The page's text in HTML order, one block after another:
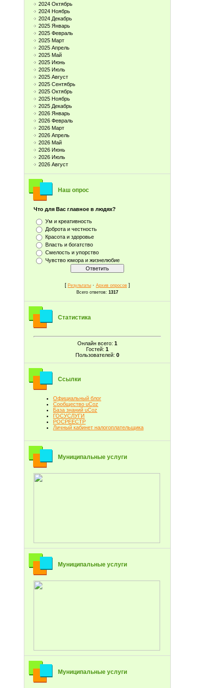
2024 Октябрь
2024 Ноябрь
2024 Декабрь
2025 Январь
2025 Февраль
2025 Март
2025 Апрель
2025 Май
2025 Июнь
2025 Июль
2025 Август
2025 Сентябрь
2025 Октябрь
2025 Ноябрь
2025 Декабрь
2026 Январь
2026 Февраль
2026 Март
2026 Апрель
2026 Май
2026 Июнь
2026 Июль
2026 Август
Наш опрос
Что для Вас главное в людях?
Ум и креативность
Доброта и честность
Красота и здоровье
Власть и богатство
Смелость и упорство
Чувство юмора и жизнелюбие
[ Результаты · Архив опросов ]
Всего ответов: 1317
Статистика
Онлайн всего: 1
Гостей: 1
Пользователей: 0
Ссылки
Официальный блог
Сообщество uCoz
База знаний uCoz
ГОСУСЛУГИ
РОСРЕЕСТР
Личный кабинет налогоплательщика
Муниципальные услуги
Муниципальные услуги
Муниципальные услуги